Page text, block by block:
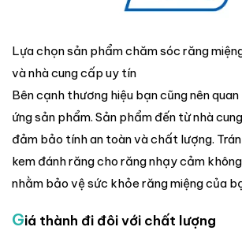
Lựa chọn sản phẩm chăm sóc răng
và nhà cung cấp uy tín
Bên cạnh thương hiệu bạn cũng nên
ứng sản phẩm. Sản phẩm đến từ nhà
đảm bảo tính an toàn và chất lượng.
kem đánh răng cho răng nhạy cảm
nhằm bảo vệ sức khỏe răng miệng của
Giá thành đi đôi với chất lượng